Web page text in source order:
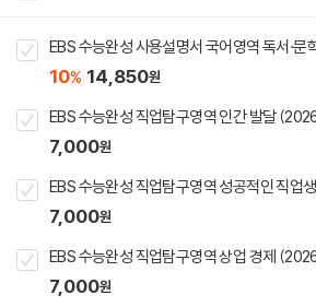
EBS 수능완성 사용설명서 국어영역 독서·
10% 14,850원
EBS 수능완성 직업탐구영역 인간 발달
7,000원
EBS 수능완성 직업탐구영역 성공적인 직업
7,000원
EBS 수능완성 직업탐구영역 상업 경제
7,000원